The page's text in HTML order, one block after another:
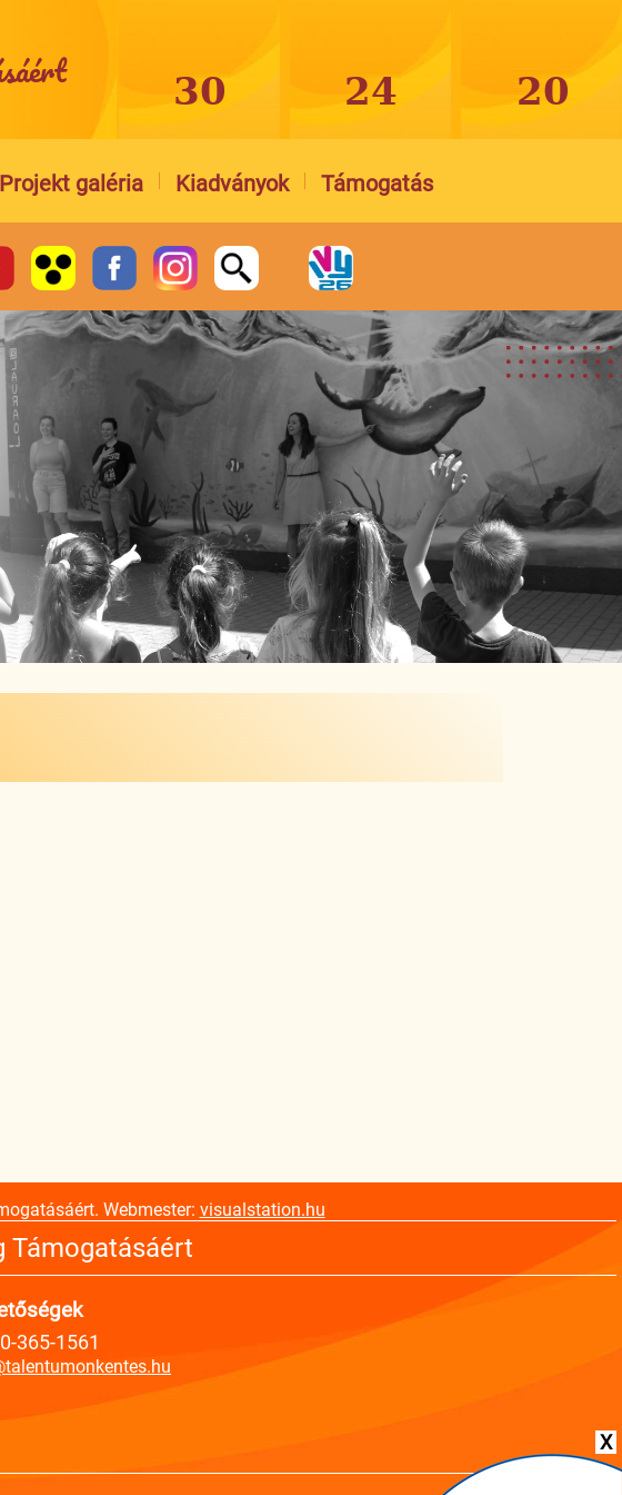
Projekt galéria Kiadványok Támogatás
Webmester: visualstation.hu
Támogatásáért
365-1561
X